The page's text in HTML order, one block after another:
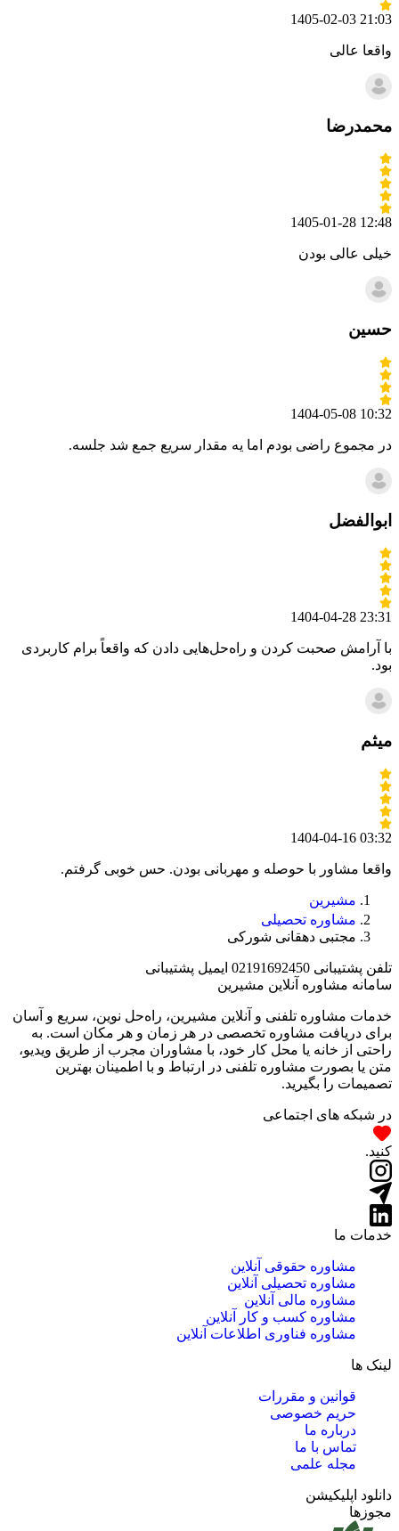
1405-02-03 21:03
واقعا عالی
محمدرضا
1405-01-28 12:48
خیلی عالی بودن
حسین
1404-05-08 10:32
در مجموع راضی بودم اما یه مقدار سریع جمع شد جلسه.
ابوالفضل
1404-04-28 23:31
با آرامش صحبت کردن و راه‌حل‌هایی دادن که واقعاً برام کاربردی
بود.
میثم
1404-04-16 03:32
واقعا مشاور با حوصله و مهربانی بودن. حس خوبی گرفتم.
مشیرین
مشاوره تحصیلی
مجتبی دهقانی شورکی
تلفن پشتیبانی 02191692450 ایمیل پشتیبانی
سامانه مشاوره آنلاین مشیرین
خدمات مشاوره تلفنی و آنلاین مشیرین، راه‌‌حل نوین، سریع و آسان
برای دریافت مشاوره تخصصی در هر زمان و هر مکان است. به
راحتی از خانه یا محل کار خود، با مشاوران مجرب از طریق ویدیو،
متن یا بصورت مشاوره تلفنی در ارتباط و با اطمینان بهترین
تصمیمات را بگیرید.
در شبکه های اجتماعی
کنید.
خدمات ما
مشاوره حقوقی آنلاین
مشاوره تحصیلی آنلاین
مشاوره مالی آنلاین
مشاوره کسب و کار آنلاین
مشاوره فناوری اطلاعات آنلاین
لینک ها
قوانین و مقررات
حریم خصوصی
درباره ما
تماس با ما
مجله علمی
دانلود اپلیکیشن
مجوزها